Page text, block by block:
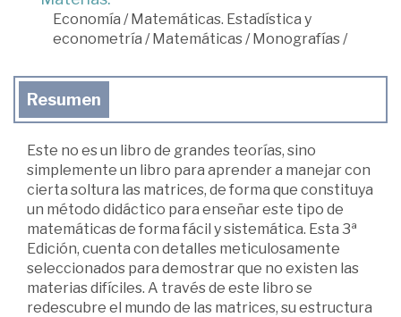
Economía /Matemáticas. Estadística y
econometría /Matemáticas /Monografías /
Resumen
Este no es un libro de grandes teorías, sino
simplemente un libro para aprender a manejar con
cierta soltura las matrices, de forma que constituya
un método didáctico para enseñar este tipo de
matemáticas de forma fácil y sistemática. Esta 3ª
Edición, cuenta con detalles meticulosamente
seleccionados para demostrar que no existen las
materias difíciles. A través de este libro se
redescubre el mundo de las matrices, su estructura